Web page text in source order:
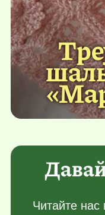
Читайте нас